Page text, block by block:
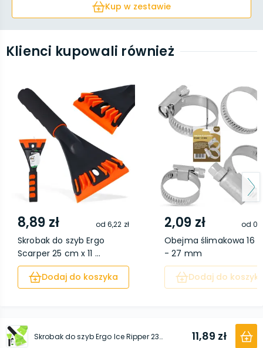
Kup w zestawie
Klienci kupowali również
8,89 zł od6,22 zł
Skrobak do szyb Ergo
Scarper 25 cm x 11 ...
Dodaj do koszyka
2,09 zł od
Obejma ślimakowa 16
- 27 mm
Dodaj do
Skrobak do szyb Ergo Ice Ripper 23 cm x 9,5 cm 11,89 zł